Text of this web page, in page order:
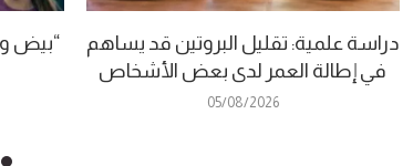
دراسة علمية: تقليل البروتين قد يساهم
في إطالة العمر لدى بعض الأشخاص
05/08/2026